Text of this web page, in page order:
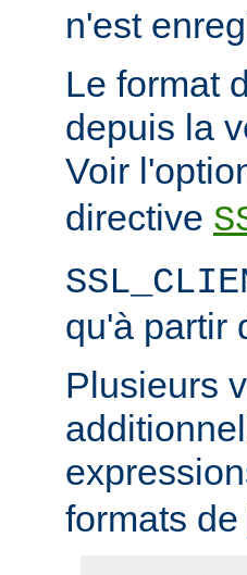
n'est
Le format
depuis la
Voir
directive
qu'à partir
Plusieurs
formats